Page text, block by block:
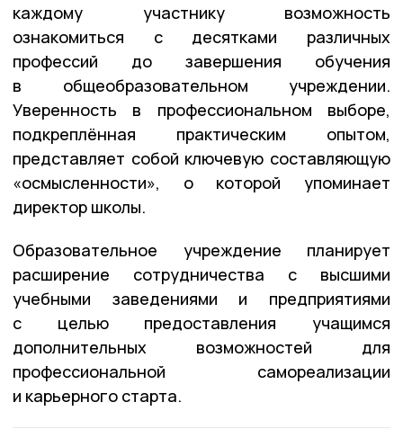
каждому участнику возможность
ознакомиться с десятками различных
профессий до завершения обучения
в общеобразовательном учреждении.
Уверенность в профессиональном выборе,
подкреплённая практическим опытом,
представляет собой ключевую составляющую
«осмысленности», о которой упоминает
директор школы.
Образовательное учреждение планирует
расширение сотрудничества с высшими
учебными заведениями и предприятиями
с целью предоставления учащимся
дополнительных возможностей для
профессиональной самореализации
и карьерного старта.